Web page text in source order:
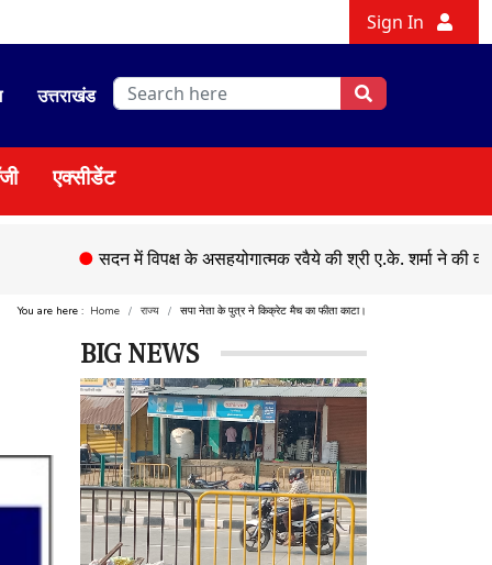
Sign In
उत्तराखंड
एक्सीडेंट
सदन में विपक्ष के असहयोगात्मक रवैये की श्री ए.के. शर्मा ने की कड़ी निंदा
You are here : Home राज्य सपा नेता के पुत्र ने किक्रेट मैच का फीता काटा।
BIG NEWS